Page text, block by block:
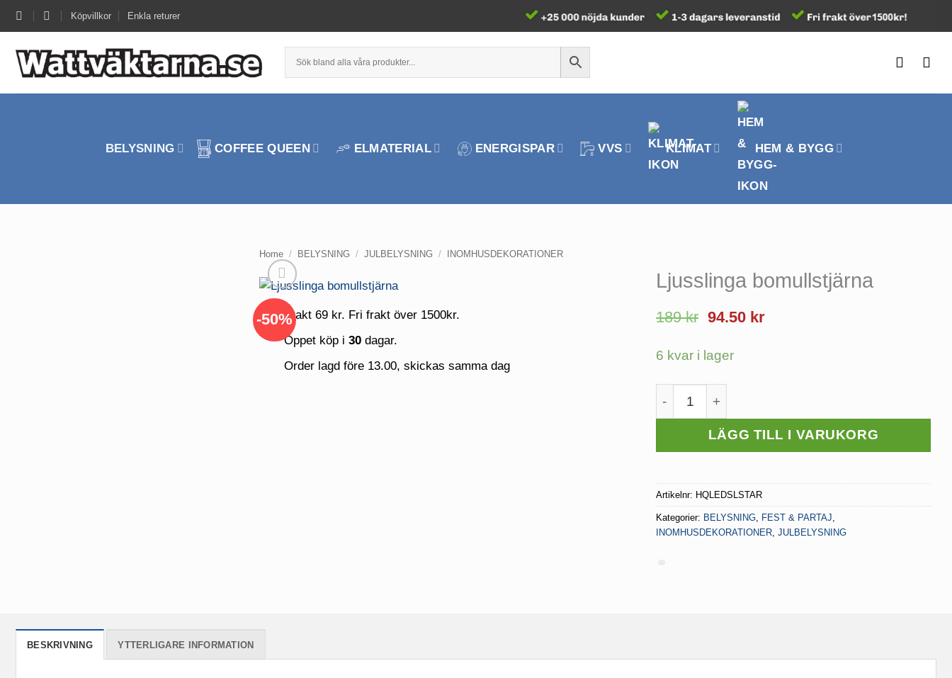
Skip
Köpvillkor Enkla returer
BELYSNING COFFEE QUEEN ELMATERIAL ENERGISPAR VVS KLIMAT HEM & BYGG
Home / BELYSNING / JULBELYSNING / INOMHUSDEKORATIONER
-50%Frakt 69 kr. Fri frakt över 1500kr.
Öppet köp i30 dagar.
Order lagd före 13.00, skickas samma dag
Ljusslinga bomullstjärna
189kr Det
var:
94.50 krDet
6 kvar i lager
LÄGG TILL I VARUKORG
Artikelnr: HQLEDSLSTAR
Kategorier: BELYSNING, FEST & PARTAJ,
INOMHUSDEKORATIONER, JULBELYSNING
BESKRIVNING YTTERLIGARE INFORMATION